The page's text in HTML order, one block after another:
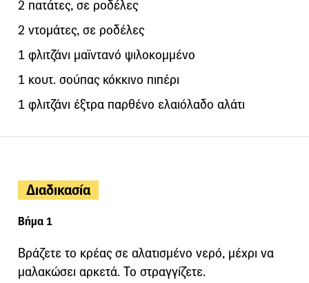
2 πατάτες, σε ροδέλες
2 ντομάτες, σε ροδέλες
1 φλιτζάνι μαϊντανό ψιλοκομμένο
1 κουτ. σούπας κόκκινο πιπέρι
1 φλιτζάνι έξτρα παρθένο ελαιόλαδο αλάτι
Διαδικασία
Βήμα 1
Βράζετε το κρέας σε αλατισμένο νερό, μέχρι να
μαλακώσει αρκετά. Το στραγγίζετε.